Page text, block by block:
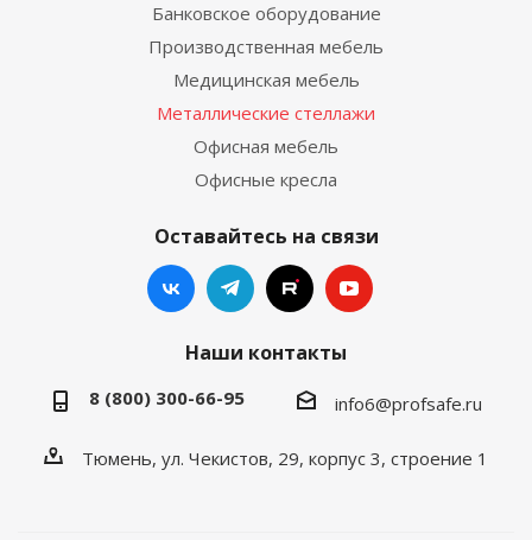
Банковское оборудование
Производственная мебель
Медицинская мебель
Металлические стеллажи
Офисная мебель
Офисные кресла
Оставайтесь на связи
Наши контакты
8 (800) 300-66-95 info6@profsafe.ru
Тюмень, ул. Чекистов, 29, корпус 3, строение 1